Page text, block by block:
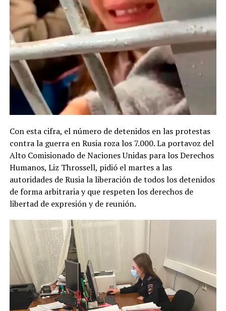
Con esta cifra, el número de detenidos en las protestas
contra la guerra en Rusia roza los 7.000. La portavoz del
Alto Comisionado de Naciones Unidas para los Derechos
Humanos, Liz Throssell, pidió el martes a las
autoridades de Rusia la liberación de todos los detenidos
de forma arbitraria y que respeten los derechos de
libertad de expresión y de reunión.